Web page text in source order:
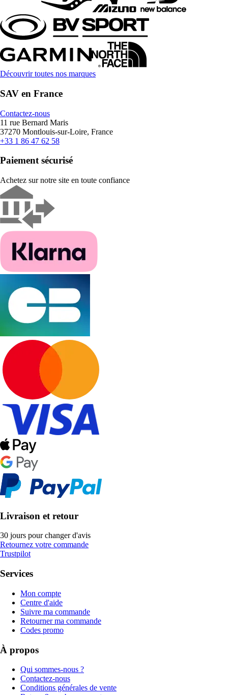
Découvrir toutes nos marques
SAV en France
Contactez-nous
11 rue Bernard Maris
37270 Montlouis-sur-Loire, France
+33 1 86 47 62 58
Paiement sécurisé
Achetez sur notre site en toute confiance
Livraison et retour
30 jours pour changer d'avis
Retournez votre commande
Trustpilot
Services
Mon compte
Centre d'aide
Suivre ma commande
Retourner ma commande
Codes promo
À propos
Qui sommes-nous ?
Contactez-nous
Conditions générales de vente